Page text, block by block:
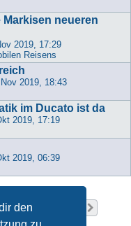
den
neueren
2019, 17:29
Reisens
2019, 18:43
im Ducato ist da
2019, 17:19
2019, 06:39
37
3 4